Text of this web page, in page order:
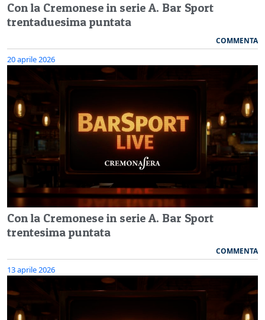
Con la Cremonese in serie A. Bar Sport
trentaduesima puntata
COMMENTA
20 aprile 2026
Con la Cremonese in serie A. Bar Sport
trentesima puntata
COMMENTA
13 aprile 2026